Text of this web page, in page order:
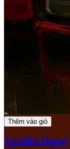
Thêm vào giỏ
Tivi Nhà Ngoại